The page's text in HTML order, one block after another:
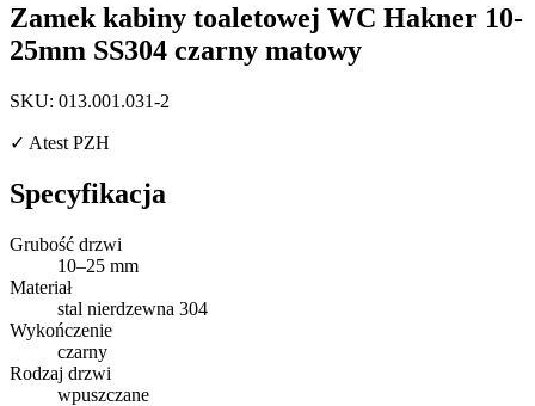
Zamek kabiny toaletowej WC Hakner 10-
25mm SS304 czarny matowy
SKU: 013.001.031-2
✓ Atest PZH
Specyfikacja
Grubość drzwi
10–25 mm
Materiał
stal nierdzewna 304
Wykończenie
czarny
Rodzaj drzwi
wpuszczane